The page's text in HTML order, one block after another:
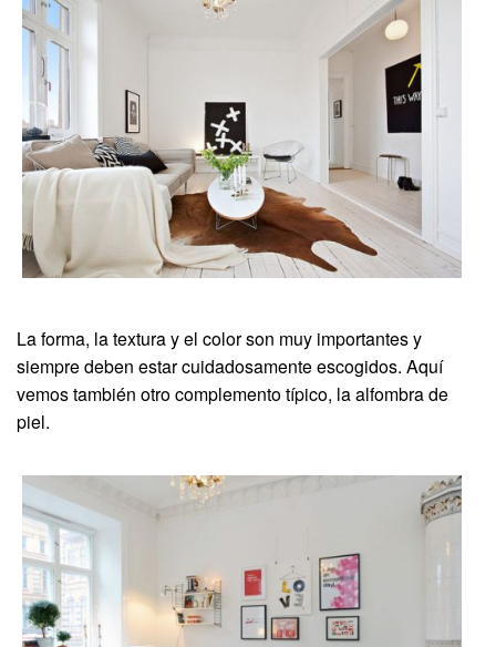
La forma, la textura y el color son muy importantes y
siempre deben estar cuidadosamente escogidos. Aquí
vemos también otro complemento típico, la alfombra de
piel.